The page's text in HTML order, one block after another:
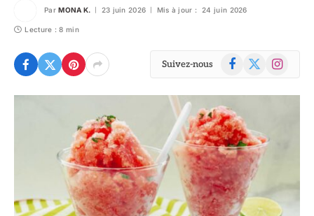
Par MONA K. 23 juin 2026 Mis à jour : 24 juin 2026
Lecture : 8 min
Suivez-nous Facebook
X
Instagram